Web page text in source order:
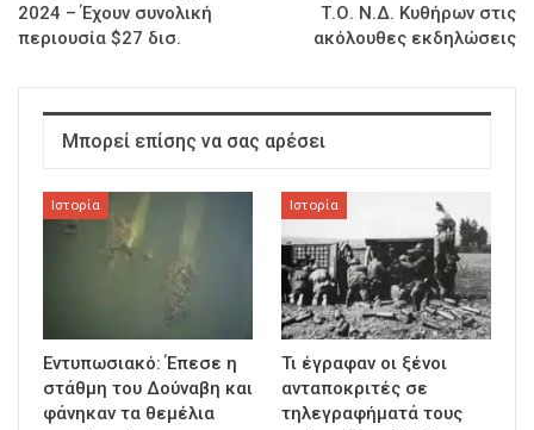
2024 – Έχουν συνολική
περιουσία $27 δισ.
Τ.Ο. Ν.Δ. Κυθήρων στις
ακόλουθες εκδηλώσεις
Μπορεί επίσης να σας αρέσει
Ιστορία
Εντυπωσιακό: Έπεσε η
στάθμη του Δούναβη και
φάνηκαν τα θεμέλια
Ιστορία
Τι έγραφαν οι ξένοι
ανταποκριτές σε
τηλεγραφήματά τους